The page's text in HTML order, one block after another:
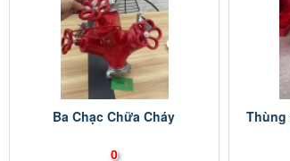
Ba Chạc Chữa Cháy
0
Thùng